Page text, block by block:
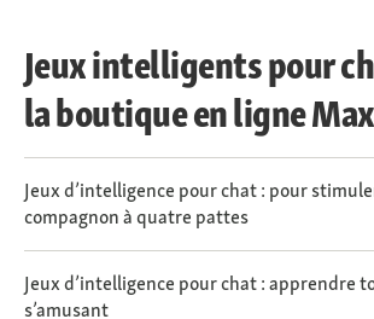
Jeux intelligents pour
la boutique en ligne
Jeux d’intelligence pour chat : pour
compagnon à quatre pattes
Jeux d’intelligence pour chat : apprendre
s’amusant